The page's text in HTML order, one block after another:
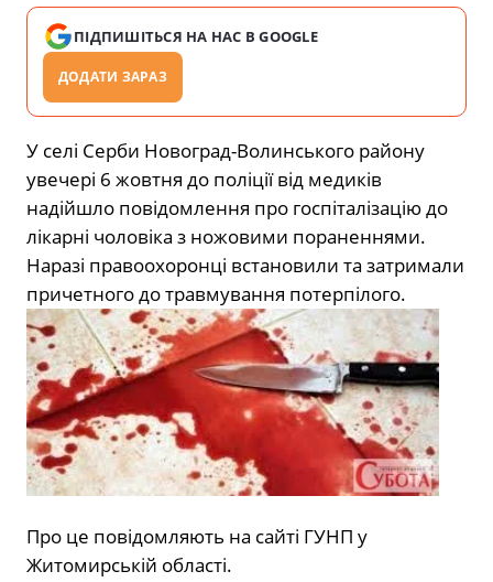
ПІДПИШІТЬСЯ НА НАС В GOOGLE
ДОДАТИ ЗАРАЗ
У селі Серби Новоград-Волинського району
увечері 6 жовтня до поліції від медиків
надійшло повідомлення про госпіталізацію до
лікарні чоловіка з ножовими пораненнями.
Наразі правоохоронці встановили та затримали
причетного до травмування потерпілого.
Про це повідомляють на сайті ГУНП у
Житомирській області.